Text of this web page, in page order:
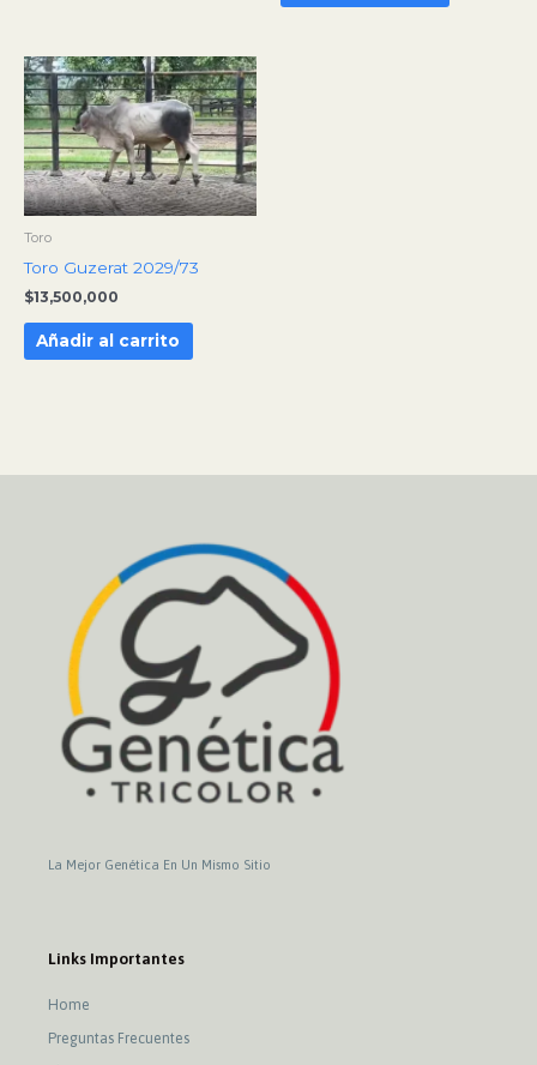
Toro
Toro Guzerat 2029/73
$13,500,000
Añadir al carrito
La Mejor Genética En Un Mismo Sitio
Links Importantes
Home
Preguntas Frecuentes